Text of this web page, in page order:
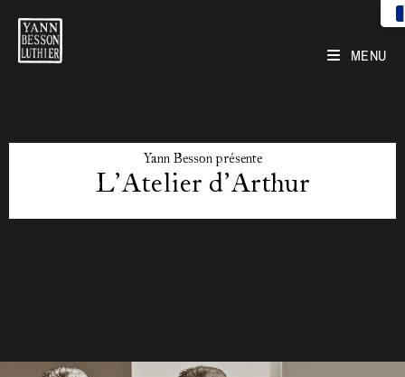
MENU
Yann Besson présente
L'Atelier d'Arthur